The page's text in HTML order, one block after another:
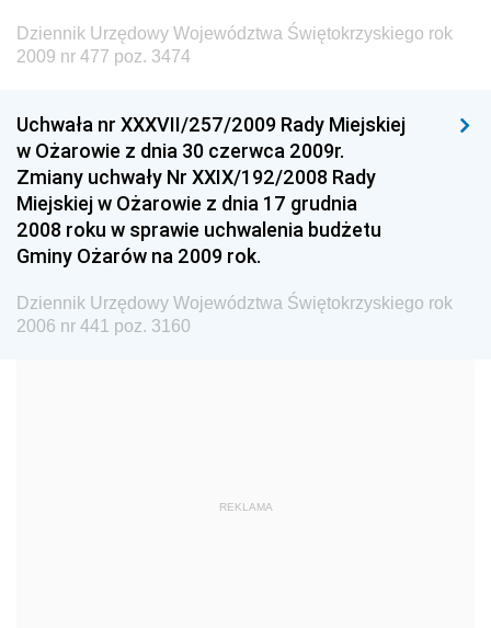
Dziennik Urzędowy Ministra Budownictwa
Dziennik Urzędowy Ministra Nauki i Szkolnictwa
Dziennik Urzędowy Głównego Urzędu Miar
Dziennik Urzędowy Ministra Rolnictwa i Rozwoju Wsi
Dziennik Urzędowy Ministra Edukacji Narodowej i
Sportu
Dziennik Urzędowy Ministra Edukacji i Nauki
Dziennik Urzędowy Ministra Edukacji Narodowej
Dziennik Urzędowy Ministra Gospodarki Morskiej
Dziennik Urzędowy Ministra Kultury i Dziedzictwa
Dziennik Urzędowy Województwa Świętokrzyskiego rok
2009 nr 477 poz. 3474
Uchwała nr XXXVII/257/2009 Rady Miejskiej
w Ożarowie z dnia 30 czerwca 2009r.
Zmiany uchwały Nr XXIX/192/2008 Rady
Miejskiej w Ożarowie z dnia 17 grudnia
2008 roku w sprawie uchwalenia budżetu
Gminy Ożarów na 2009 rok.
Dziennik Urzędowy Województwa Świętokrzyskiego rok
2006 nr 441 poz. 3160
REKLAMA